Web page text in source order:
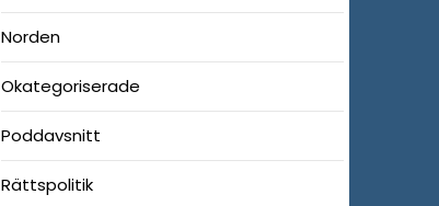
Norden
Okategoriserade
Poddavsnitt
Rättspolitik